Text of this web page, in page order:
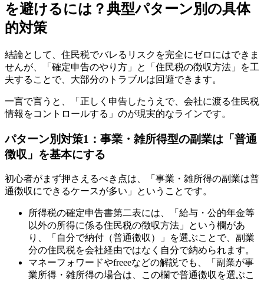
を避けるには？典型パターン別の具体
的対策
結論として、住民税でバレるリスクを完全にゼロにはできま
せんが、「確定申告のやり方」と「住民税の徴収方法」を工
夫することで、大部分のトラブルは回避できます。
一言で言うと、「正しく申告したうえで、会社に渡る住民税
情報をコントロールする」のが現実的なラインです。
パターン別対策1：事業・雑所得型の副業は「普通
徴収」を基本にする
初心者がまず押さえるべき点は、「事業・雑所得の副業は普
通徴収にできるケースが多い」ということです。
所得税の確定申告書第二表には、「給与・公的年金等
以外の所得に係る住民税の徴収方法」という欄があ
り、「自分で納付（普通徴収）」を選ぶことで、副業
分の住民税を会社経由ではなく自分で納められます。
マネーフォワードやfreeeなどの解説でも、「副業が事
業所得・雑所得の場合は、この欄で普通徴収を選ぶこ